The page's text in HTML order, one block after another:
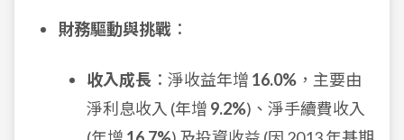
財務驅動與挑戰 ：
收入成長 ：淨收益年增 16.0% ，主要由
淨利息收入 (年增 9.2%)、淨手續費收入